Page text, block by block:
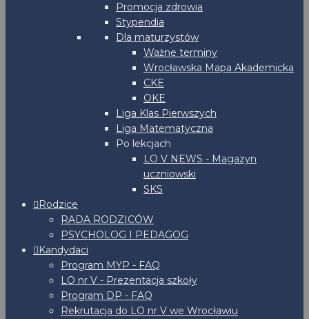
Promocja zdrowia
Stypendia
Dla maturzystów
Ważne terminy
Wrocławska Mapa Akademicka
CKE
OKE
Liga Klas Pierwszych
Liga Matematyczna
Po lekcjach
LO V NEWS - Magazyn
uczniowski
SKS
Rodzice
RADA RODZICÓW
PSYCHOLOG I PEDAGOG
Kandydaci
Program MYP - FAQ
LO nr V - Prezentacja szkoły
Program DP - FAQ
Rekrutacja do LO nr V we Wrocławiu